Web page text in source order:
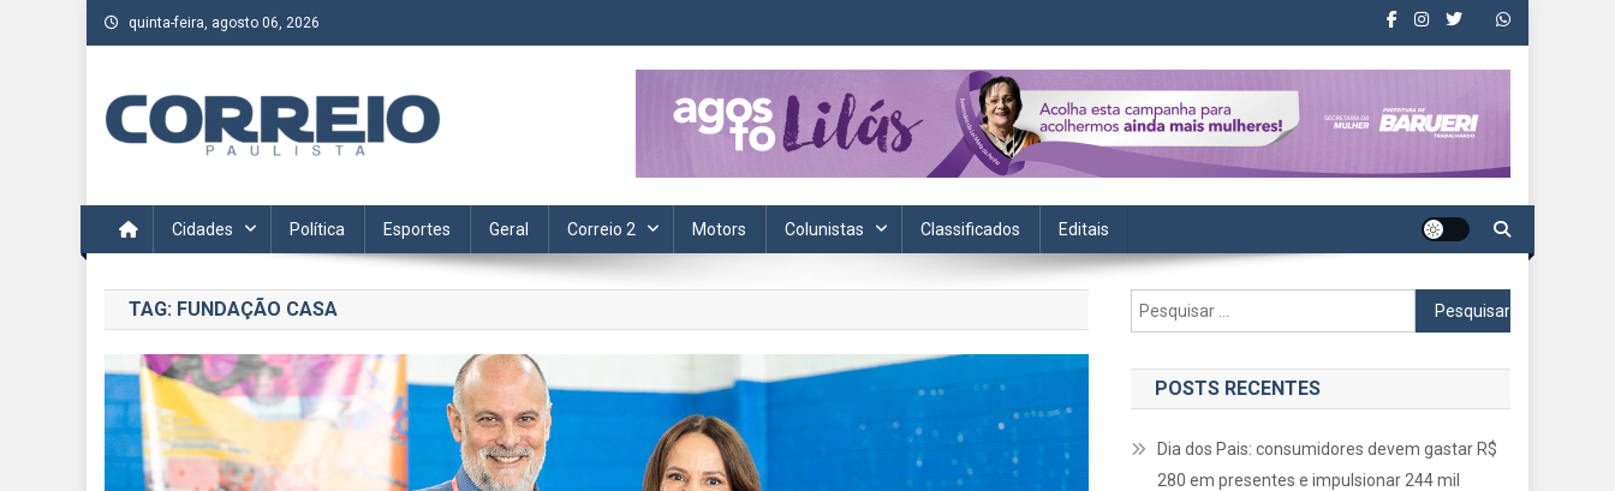
Skip
to
quinta-feira, agosto 06, 2026
Acompanhe as últimas notícias da região no Correio Paulista. Informação, política, saúde, economia, esportes e cotidiano.
Cidades Política Esportes Geral Correio 2 Motors Colunistas Classificados Editais
TAG: FUNDAÇÃO CASA
Pesquisar
por:
POSTS RECENTES
Dia dos Pais: consumidores devem gastar R$
280 em presentes e impulsionar 244 mil